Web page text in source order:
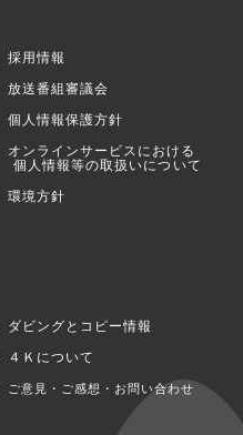
採用情報
放送番組審議会
個人情報保護方針
オンラインサービスにおける
個人情報等の取扱いについて
環境方針
ダビングとコピー情報
４Ｋについて
ご意見・ご感想・お問い合わせ